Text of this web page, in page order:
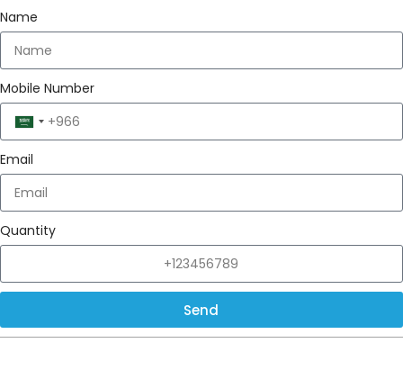
Name
Mobile Number
Saudi
+966
Email
Quantity
Send